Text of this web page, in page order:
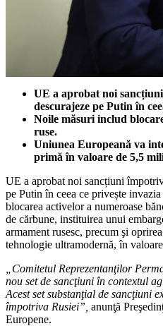
UE a aprobat noi
descurajeze pe Putin în
Noile măsuri includ
ruse.
Uniunea Europeană va
primă în valoare de 5,5
UE a aprobat noi sancțiuni
pe Putin în ceea ce privește
blocarea activelor a numeroase
de cărbune, instituirea unui
armament rusesc, precum şi
tehnologie ultramodernă, în
„Comitetul Reprezentanţilor
nou set de sancţiuni în contextul
Acest set substanţial de sancţiuni
împotriva Rusiei”, anunţă
Europene.